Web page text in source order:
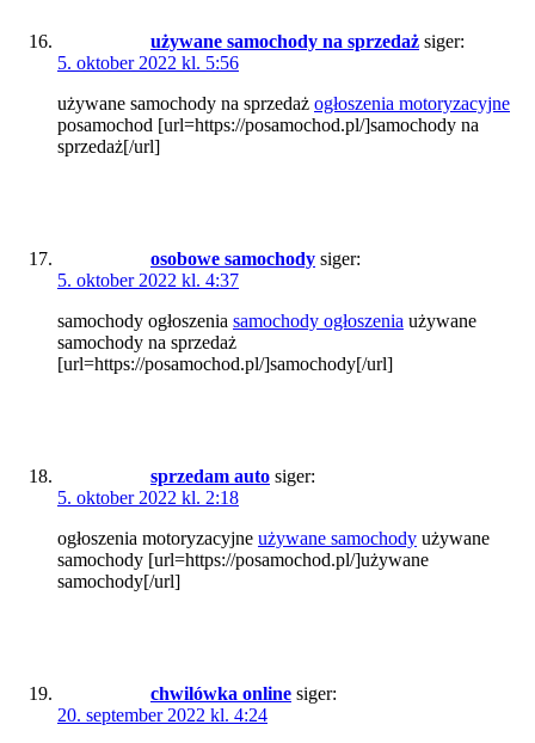
używane samochody na sprzedaż siger:
5. oktober 2022 kl. 5:56
używane samochody na sprzedaż ogłoszenia motoryzacyjne
posamochod [url=https://posamochod.pl/]samochody na
sprzedaż[/url]
osobowe samochody siger:
5. oktober 2022 kl. 4:37
samochody ogłoszenia samochody ogłoszenia używane
samochody na sprzedaż
[url=https://posamochod.pl/]samochody[/url]
sprzedam auto siger:
5. oktober 2022 kl. 2:18
ogłoszenia motoryzacyjne używane samochody używane
samochody [url=https://posamochod.pl/]używane
samochody[/url]
chwilówka online siger:
20. september 2022 kl. 4:24